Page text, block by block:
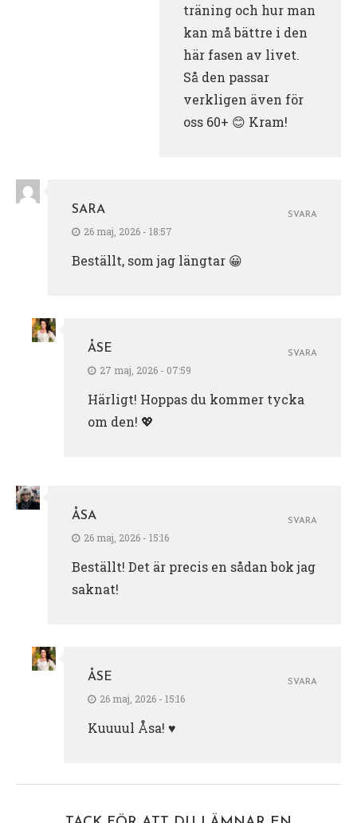
träning och hur man
kan må bättre i den
här fasen av livet.
Så den passar
verkligen även för
oss 60+ 😊 Kram!
SARA
26 maj, 2026 - 18:57
Beställt, som jag längtar 😀
SVARA
ÅSE
27 maj, 2026 - 07:59
Härligt! Hoppas du kommer tycka
om den! 💖
SVARA
ÅSA
26 maj, 2026 - 15:16
Beställt! Det är precis en sådan bok jag
saknat!
SVARA
ÅSE
26 maj, 2026 - 15:16
Kuuuul Åsa! ♥️
SVARA